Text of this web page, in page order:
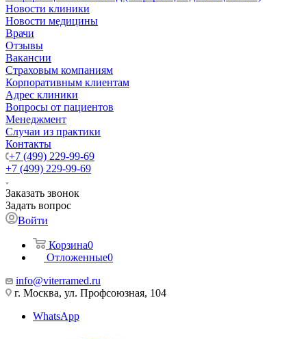
Новости клиники
Новости медицины
Врачи
Отзывы
Вакансии
Страховым компаниям
Корпоративным клиентам
Адрес клиники
Вопросы от пациентов
Менеджмент
Случаи из практики
Контакты
+7 (499) 229-99-69
+7 (499) 229-99-69
Заказать звонок
Задать вопрос
Войти
Корзина0
Отложенные0
info@viterramed.ru
г. Москва, ул. Профсоюзная, 104
WhatsApp